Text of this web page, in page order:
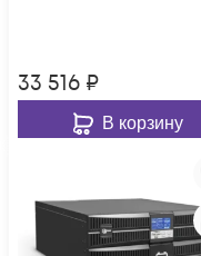
33 516 ₽
В корзину